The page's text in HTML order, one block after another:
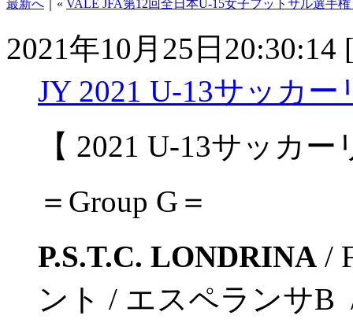
最新へ ｜« VALE JFA第12回全日本U-15女子フットサル選手
2021年10月25日20:30:14
JY 2021 U-13サッカー
【 2021 U-13サッカ
＝Group G＝
P.S.T.C. LONDRINA /
ント / エスペランサB